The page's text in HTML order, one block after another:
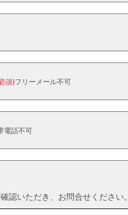
須)フリーメール不可
電話不可
認いただき、お問合せください。